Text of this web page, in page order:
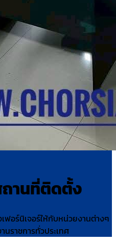
านที่ติดตั้ง
อร์นิเจอร์ให้กับหน่วยงานต่างๆ
นราชการทั่วประเทศ